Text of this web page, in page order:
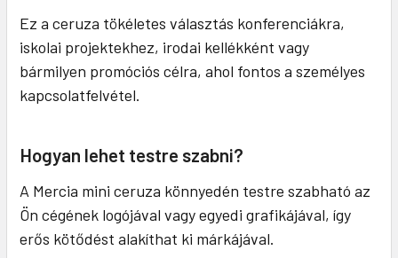
Ez a ceruza tökéletes választás konferenciákra,
iskolai projektekhez, irodai kellékként vagy
bármilyen promóciós célra, ahol fontos a személyes
kapcsolatfelvétel.
Hogyan lehet testre szabni?
A Mercia mini ceruza könnyedén testre szabható az
Ön cégének logójával vagy egyedi grafikájával, így
erős kötődést alakíthat ki márkájával.